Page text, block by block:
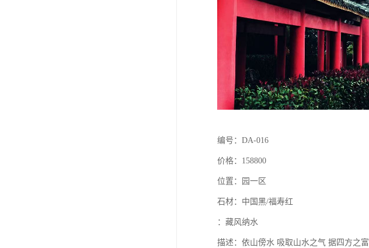
编号：DA-016
价格：158800
位置：园一区
石材：中国黑/福寿红
：藏风纳水
描述：依山傍水 吸取山水之气 据四方之富